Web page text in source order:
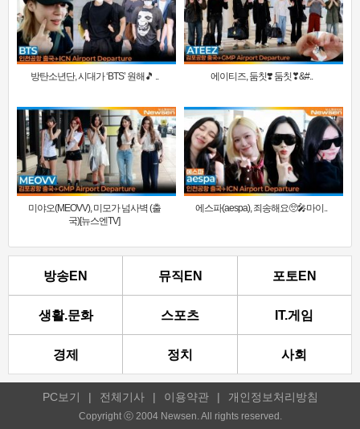
방탄소년단, 시대가 ‘BTS’ 원해🎵 .. 에이티즈, 둠칫❣️ 둠칫❣&#..
미야오(MEOVV), 미모가 넘사벽 (출
국)[뉴스엔TV]
에스파(aespa), 죄송해요🥺🎤마이..
방송EN 뮤직EN 포토EN
생활.문화 스포츠 IT.게임
경제 정치 사회
PC보기 | 전체기사 | 이용약관 | 개인정보처리방침
Copyright ⓒ 2004 Newsen. All rights reserved.